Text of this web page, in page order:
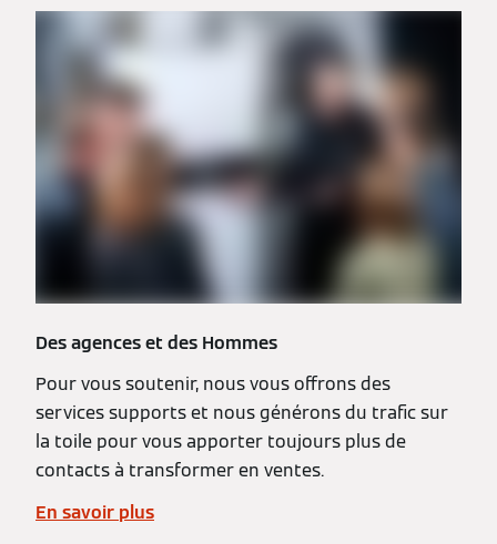
Des agences et des Hommes
Pour vous soutenir, nous vous offrons des
services supports et nous générons du trafic sur
la toile pour vous apporter toujours plus de
contacts à transformer en ventes.
En savoir plus